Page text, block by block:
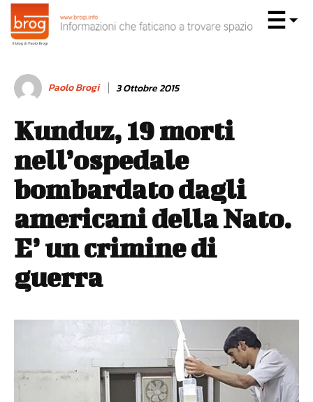
Paolo Brogi 3 Ottobre 2015
Kunduz, 19 morti
nell’ospedale
bombardato dagli
americani della Nato.
E’ un crimine di
guerra